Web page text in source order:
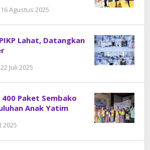
16 Agustus 2025
Lahat, Datangkan
22 Juli 2025
400 Paket Sembako
Anak Yatim
2025